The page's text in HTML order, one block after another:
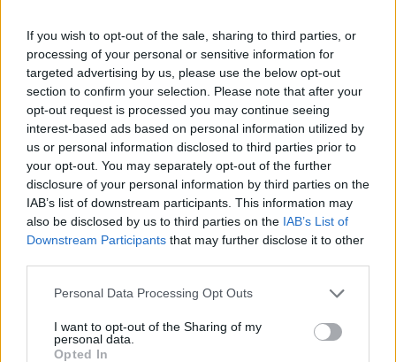
If you wish to opt-out of the sale, sharing to third parties, or
processing of your personal or sensitive information for
targeted advertising by us, please use the below opt-out
section to confirm your selection. Please note that after your
opt-out request is processed you may continue seeing
interest-based ads based on personal information utilized by
us or personal information disclosed to third parties prior to
your opt-out. You may separately opt-out of the further
disclosure of your personal information by third parties on the
IAB’s list of downstream participants. This information may
also be disclosed by us to third parties on the IAB’s List of
Downstream Participants that may further disclose it to other
Personal Data Processing Opt Outs
I want to opt-out of the Sharing of my
personal data.
Opted In